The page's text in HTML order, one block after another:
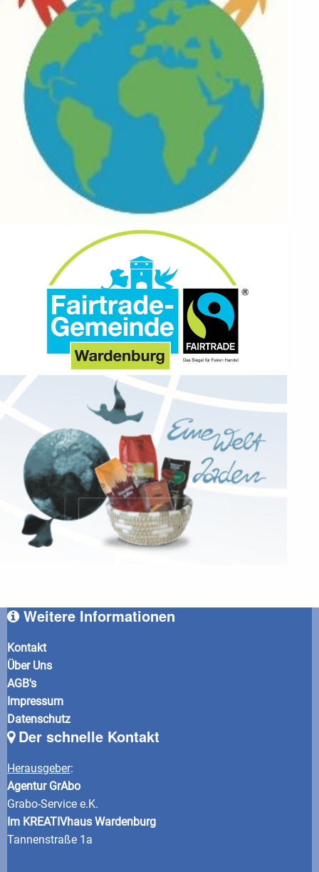
Weitere Informationen
Kontakt
Über Uns
AGB's
Impressum
Datenschutz
Der schnelle Kontakt
Herausgeber:
Agentur GrAbo
Grabo-Service e.K.
Im KREATIVhaus Wardenburg
Tannenstraße 1a